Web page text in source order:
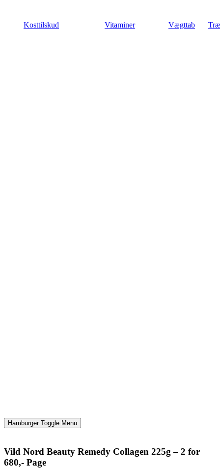
indholdKosttilskud Vitaminer Vægttab
Hamburger Toggle Menu
Vild Nord Beauty Remedy Collagen 225g – 2 for
680,- Page